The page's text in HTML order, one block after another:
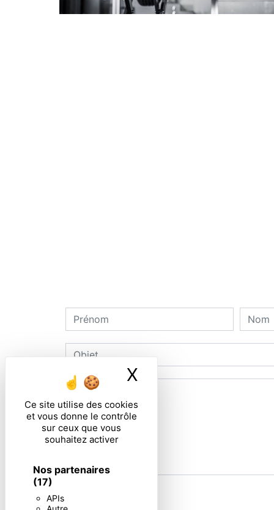
Ce site utilise des cookies
et vous donne le contrôle
sur ceux que vous
souhaitez activer
Nos partenaires
(17)
APIs
X Masquer le